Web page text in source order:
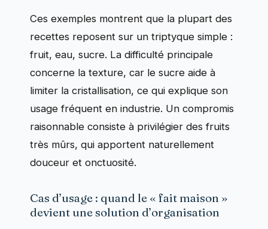
Ces exemples montrent que la plupart des
recettes reposent sur un triptyque simple :
fruit, eau, sucre. La difficulté principale
concerne la texture, car le sucre aide à
limiter la cristallisation, ce qui explique son
usage fréquent en industrie. Un compromis
raisonnable consiste à privilégier des fruits
très mûrs, qui apportent naturellement
douceur et onctuosité.
Cas d’usage : quand le « fait maison »
devient une solution d’organisation